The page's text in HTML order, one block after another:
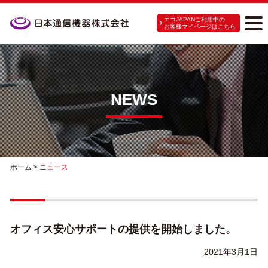
エコJAPANご利用中の
お客様マイページはこちら
NEWS
ホーム > ニュース
オフィス安心サポートの提供を開始しました。
2021年3月1日